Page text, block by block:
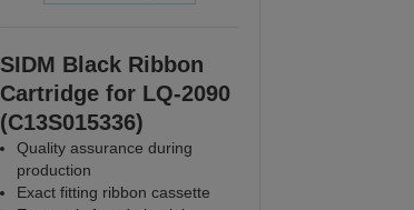
SIDM Black Ribbon
Cartridge for LQ-2090
(C13S015336)
Quality assurance during
production
Exact fitting ribbon cassette